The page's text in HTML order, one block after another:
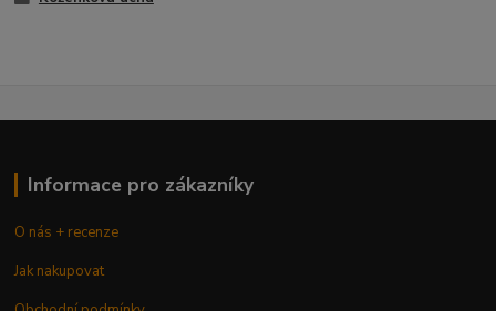
Informace pro zákazníky
O nás + recenze
Jak nakupovat